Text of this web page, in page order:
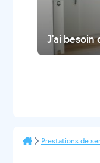
J'ai besoin
Prestations de